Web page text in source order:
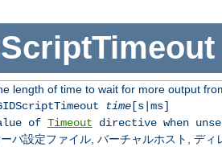
length of time to wait for more output
time[s|ms]
of Timeout directive when
バ設定ファイル, バーチャルホスト, ディ